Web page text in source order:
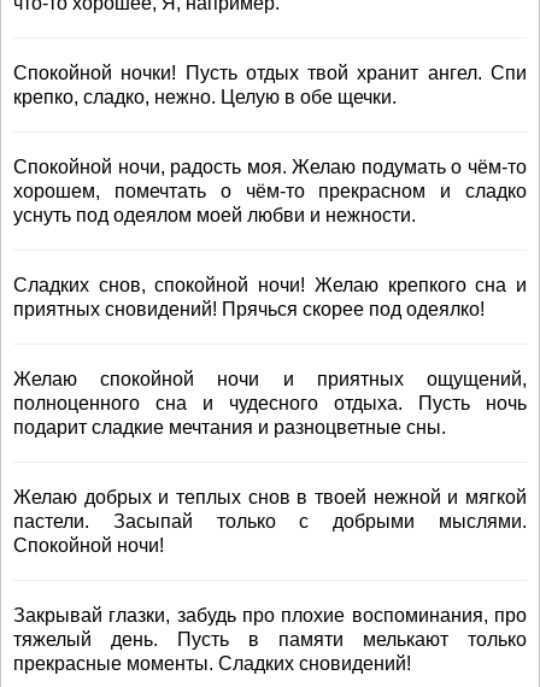
Спокойной ночки! Пусть отдых твой хранит ангел. Спи
крепко, сладко, нежно. Целую в обе щечки.
Спокойной ночи, радость моя. Желаю подумать о чём-то
хорошем, помечтать о чём-то прекрасном и сладко
уснуть под одеялом моей любви и нежности.
Сладких снов, спокойной ночи! Желаю крепкого сна и
приятных сновидений! Прячься скорее под одеялко!
Желаю спокойной ночи и приятных ощущений,
полноценного сна и чудесного отдыха. Пусть ночь
подарит сладкие мечтания и разноцветные сны.
Желаю добрых и теплых снов в твоей нежной и мягкой
пастели. Засыпай только с добрыми мыслями.
Спокойной ночи!
Закрывай глазки, забудь про плохие воспоминания, про
тяжелый день. Пусть в памяти мелькают только
прекрасные моменты. Сладких сновидений!